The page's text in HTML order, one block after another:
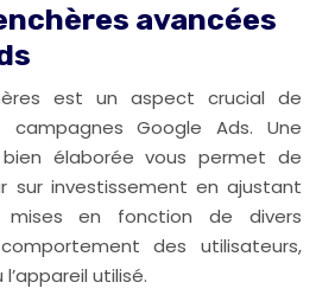
avancées
est un aspect crucial de
campagnes Google Ads. Une
bien élaborée vous permet de
sur investissement en ajustant
mises en fonction de divers
des utilisateurs,
utilisé.